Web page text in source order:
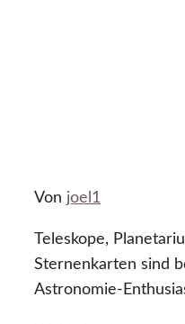
Von joel1
Teleskope,
Sternenkarten sind
Astronomie-